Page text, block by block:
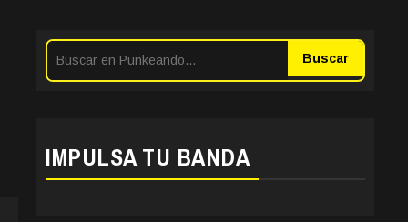
Buscar
IMPULSA TU BANDA